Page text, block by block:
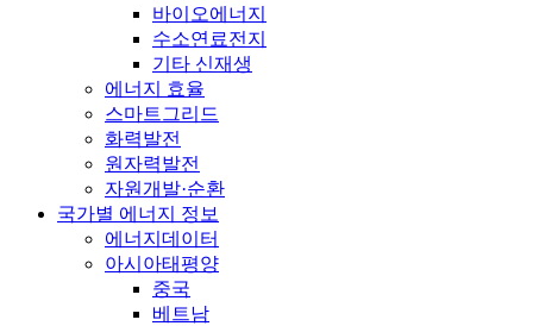
바이오에너지
수소연료전지
기타 신재생
에너지 효율
스마트그리드
화력발전
원자력발전
자원개발·순환
국가별 에너지 정보
에너지데이터
아시아태평양
중국
베트남